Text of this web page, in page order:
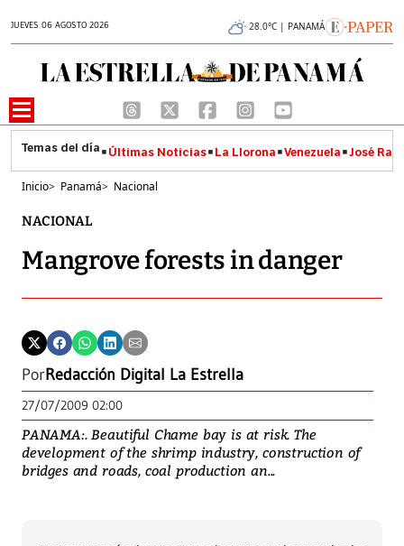
JUEVES 06 AGOSTO 2026 28.0°C | PANAMÁ
Últimas Noticias La Llorona Venezuela José
Inicio> Panamá> Nacional
NACIONAL
Mangrove forests in danger
PorRedacción Digital La Estrella
27/07/2009 02:00
PANAMA:. Beautiful Chame bay is at risk. The
development of the shrimp industry, construction of
bridges and roads, coal production an...